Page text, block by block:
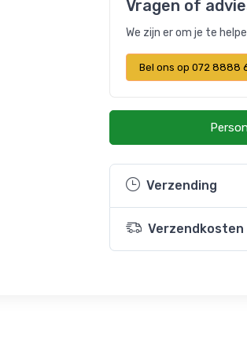
Vragen of
We zijn er om je te
Bel ons op 072 8888
Verzending
Verzendkosten